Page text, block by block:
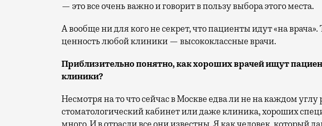
— это все очень важно и говорит в пользу выбора этого места.
А вообще ни для кого не секрет, что пациенты идут «на
ценность любой клиники — высококлассные врачи.
Приблизительно понятно, как хороших врачей ищут
клиники?
Несмотря на то что сейчас в Москве едва ли не на каждом углу
стоматологический кабинет или даже клиника, хороших